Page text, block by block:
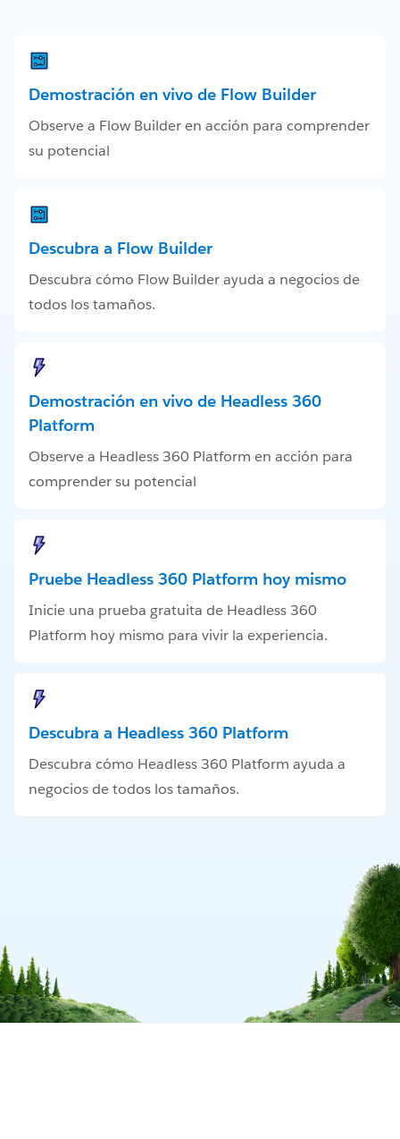
Demostración en vivo de Flow Builder
Observe a Flow Builder en acción para comprender
su potencial
Descubra a Flow Builder
Descubra cómo Flow Builder ayuda a negocios de
todos los tamaños.
Demostración en vivo de Headless 360
Platform
Observe a Headless 360 Platform en acción para
comprender su potencial
Pruebe Headless 360 Platform hoy mismo
Inicie una prueba gratuita de Headless 360
Platform hoy mismo para vivir la experiencia.
Descubra a Headless 360 Platform
Descubra cómo Headless 360 Platform ayuda a
negocios de todos los tamaños.